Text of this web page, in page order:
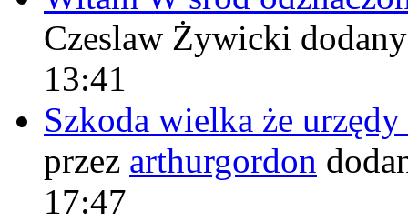
Czeslaw Żywicki
13:41
Szkoda wielka że
przez arthurgordon
17:47